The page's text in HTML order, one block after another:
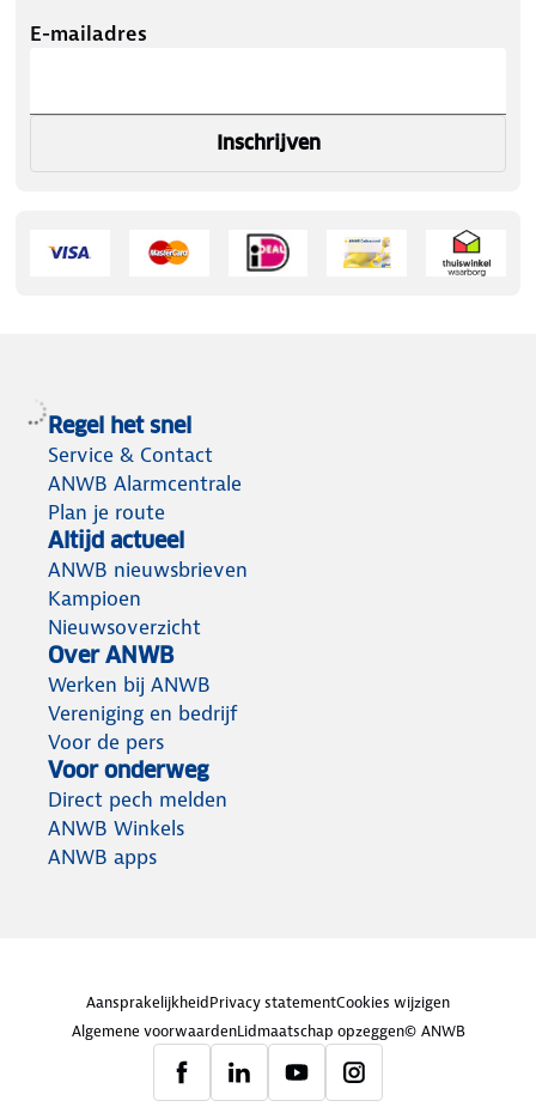
E-mailadres
Inschrijven
Regel het snel
Service & Contact
ANWB Alarmcentrale
Plan je route
Altijd actueel
ANWB nieuwsbrieven
Kampioen
Nieuwsoverzicht
Over ANWB
Werken bij ANWB
Vereniging en bedrijf
Voor de pers
Voor onderweg
Direct pech melden
ANWB Winkels
ANWB apps
AansprakelijkheidPrivacy statementCookies wijzigen
Algemene voorwaardenLidmaatschap opzeggen© ANWB